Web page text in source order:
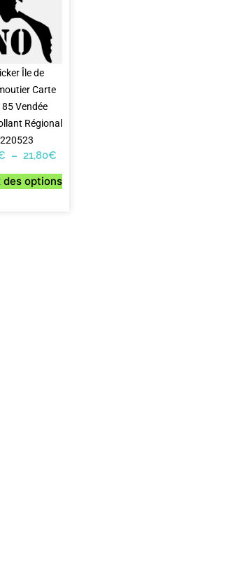
Île de
Carte
85 Vendée
Régional
220523
– 21,80€
des options